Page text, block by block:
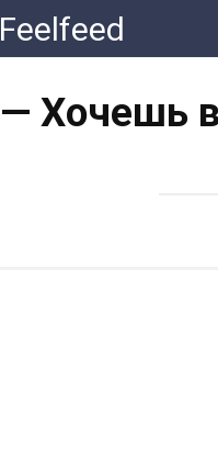
Feelfeed
— Хочешь